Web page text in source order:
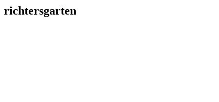
richtersgarten